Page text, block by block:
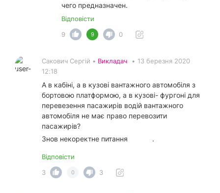
чего предназначен.
Відповісти
9
9 0
Сакович Сергій • Викладач • 13 березня 2020
12:18
А в кабіні, а в кузові вантажного автомобіля з
бортовою платформою, а в кузові- фургоні для
перевезення пасажирів водій вантажного
автомобіля не має право перевозити
пасажирів?
Знов некоректне питання
.
Відповісти
3
0 3